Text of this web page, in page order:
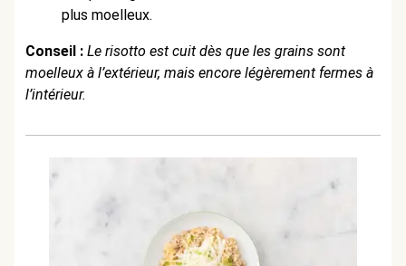
plus moelleux.
Conseil : Le risotto est cuit dès que les grains sont
moelleux à l’extérieur, mais encore légèrement fermes à
l’intérieur.